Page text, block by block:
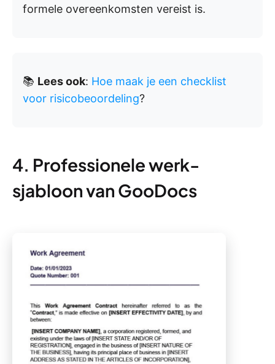
formele overeenkomsten vereist is.
📚 Lees ook: Hoe maak je een checklist
voor risicobeoordeling?
4. Professionele werk-
sjabloon van GooDocs